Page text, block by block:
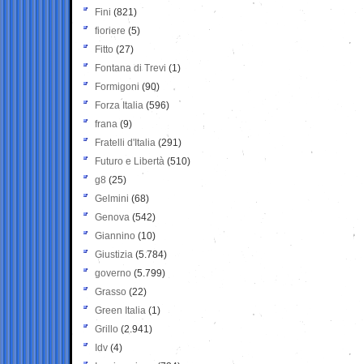
Fini (821)
fioriere (5)
Fitto (27)
Fontana di Trevi (1)
Formigoni (90)
Forza Italia (596)
frana (9)
Fratelli d'Italia (291)
Futuro e Libertà (510)
g8 (25)
Gelmini (68)
Genova (542)
Giannino (10)
Giustizia (5.784)
governo (5.799)
Grasso (22)
Green Italia (1)
Grillo (2.941)
Idv (4)